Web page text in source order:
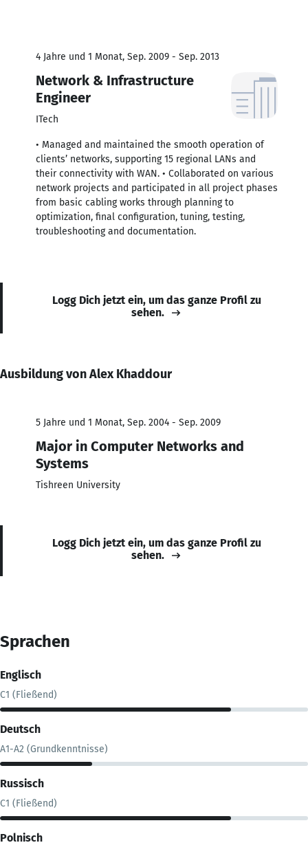
4 Jahre und 1 Monat, Sep. 2009 - Sep. 2013
Network & Infrastructure
Engineer
ITech
• Managed and maintained the smooth operation of
clients’ networks, supporting 15 regional LANs and
their connectivity with WAN. • Collaborated on various
network projects and participated in all project phases
from basic cabling works through planning to
optimization, final configuration, tuning, testing,
troubleshooting and documentation.
Logg Dich jetzt ein, um das ganze Profil zu
sehen.
Ausbildung von Alex Khaddour
5 Jahre und 1 Monat, Sep. 2004 - Sep. 2009
Major in Computer Networks and
Systems
Tishreen University
Logg Dich jetzt ein, um das ganze Profil zu
sehen.
Sprachen
Englisch
C1 (Fließend)
Deutsch
A1-A2 (Grundkenntnisse)
Russisch
C1 (Fließend)
Polnisch